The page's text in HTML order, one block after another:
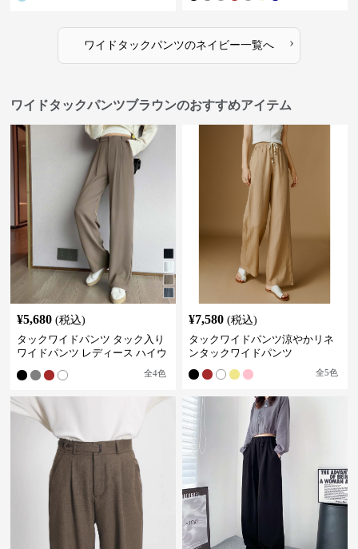
ワイドタックパンツのネイビー一覧へ ›
ワイドタックパンツブラウンのおすすめアイテム
¥5,680 (税込)
タックワイドパンツ タック入り
ワイドパンツ レディース ハイウ
全4色
¥7,580 (税込)
タックワイドパンツ涼やかリネ
ンタックワイドパンツ
全5色